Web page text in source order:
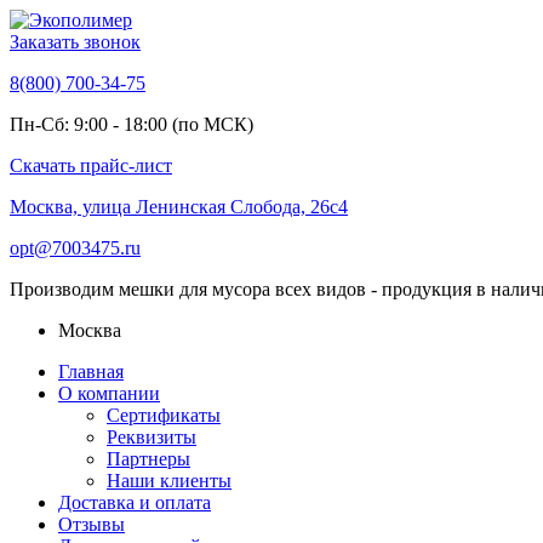
Заказать звонок
8(800) 700-34-75
Пн-Сб: 9:00 - 18:00 (по МСК)
Скачать прайс-лист
Москва, улица Ленинская Слобода, 26с4
opt@7003475.ru
Производим мешки для мусора всех видов - продукция в
Москва
Главная
О компании
Сертификаты
Реквизиты
Партнеры
Наши клиенты
Доставка и оплата
Отзывы